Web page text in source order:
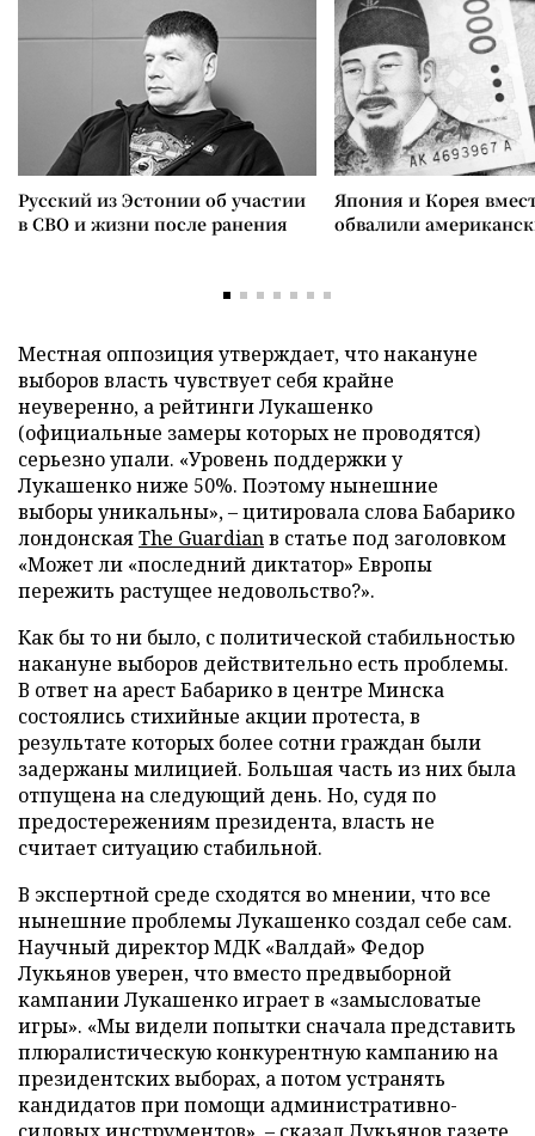
Русский из Эстонии об участии
в СВО и жизни после ранения
Япония и Корея
обвалили
Местная оппозиция утверждает, что накануне
выборов власть чувствует себя крайне
неуверенно, а рейтинги Лукашенко
(официальные замеры которых не проводятся)
серьезно упали. «Уровень поддержки у
Лукашенко ниже 50%. Поэтому нынешние
выборы уникальны», – цитировала слова Бабарико
лондонскаяThe Guardianв статье под заголовком
«Может ли «последний диктатор» Европы
пережить растущее недовольство?».
Как бы то ни было, с политической стабильностью
накануне выборов действительно есть проблемы.
В ответ на арест Бабарико в центре Минска
состоялись стихийные акции протеста, в
результате которых более сотни граждан были
задержаны милицией. Большая часть из них была
отпущена на следующий день. Но, судя по
предостережениям президента, власть не
считает ситуацию стабильной.
В экспертной среде сходятся во мнении, что все
нынешние проблемы Лукашенко создал себе сам.
Научный директор МДК «Валдай» Федор
Лукьянов уверен, что вместо предвыборной
кампании Лукашенко играет в «замысловатые
игры». «Мы видели попытки сначала представить
плюралистическую конкурентную кампанию на
президентских выборах, а потом устранять
кандидатов при помощи административно-